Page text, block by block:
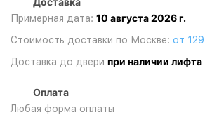
Примерная дата: 10 августа 2026 г.
Стоимость доставки по Москве: от
Доставка до двери при наличии лифта
Оплата
Любая форма оплаты